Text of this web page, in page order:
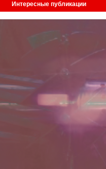
Интересные публикации